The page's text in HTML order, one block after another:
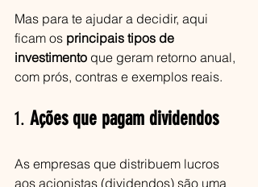
Mas para te ajudar a decidir, aqui
ficam os principais tipos de
investimento que geram retorno anual,
com prós, contras e exemplos reais.
1. Ações que pagam dividendos
As empresas que distribuem lucros
aos acionistas (dividendos) são uma